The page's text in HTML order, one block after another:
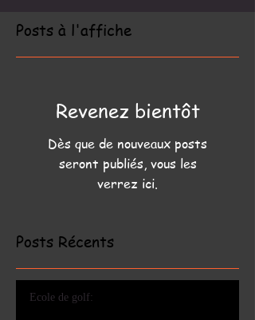
Posts à l'affiche
Revenez bientôt
Dès que de nouveaux posts
seront publiés, vous les
verrez ici.
Posts Récents
Ecole de golf: